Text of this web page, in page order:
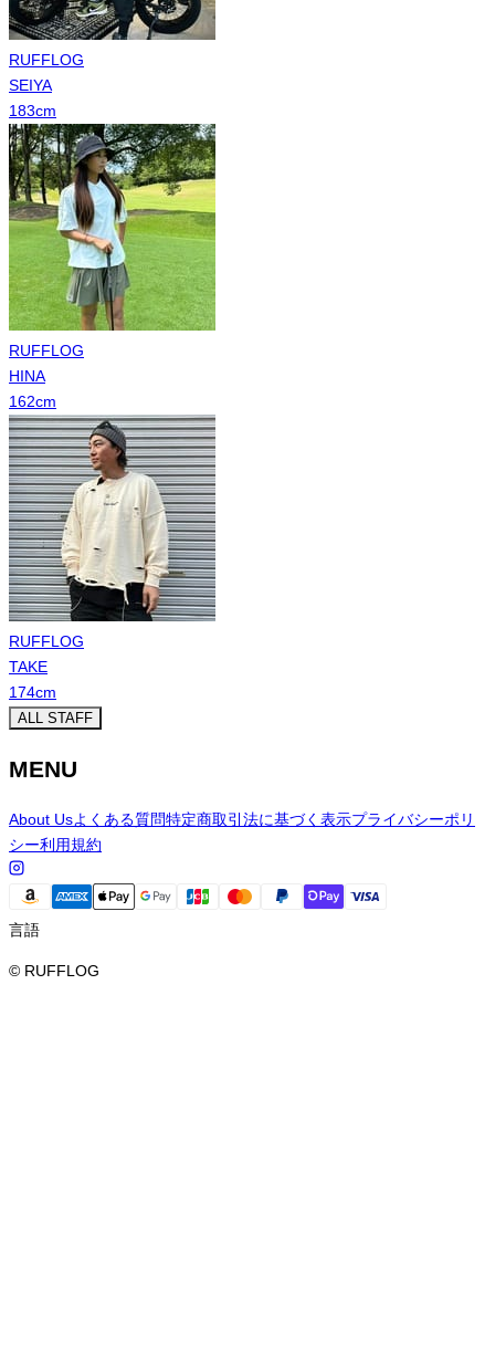
RUFFLOG
SEIYA
183cm
RUFFLOG
HINA
162cm
RUFFLOG
TAKE
174cm
ALL STAFF
MENU
About Usよくある質問特定商取引法に基づく表示プライバシーポリ
シー利用規約
言語
© RUFFLOG